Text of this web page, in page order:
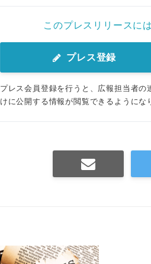
このプレスリリースに
プレス登録
プレス会員登録を行うと、広報担当者
けに公開する情報が閲覧できるようにな